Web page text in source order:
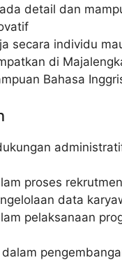
detail dan
secara individu
di
Bahasa
proses
data
pelaksanaan